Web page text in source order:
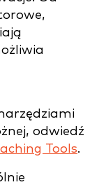
odwiedź
Tools.